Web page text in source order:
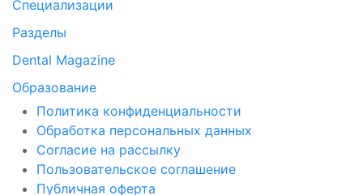
Специализации
Разделы
Dental Magazine
Образование
Политика конфиденциальности
Обработка персональных данных
Согласие на рассылку
Пользовательское соглашение
Публичная оферта